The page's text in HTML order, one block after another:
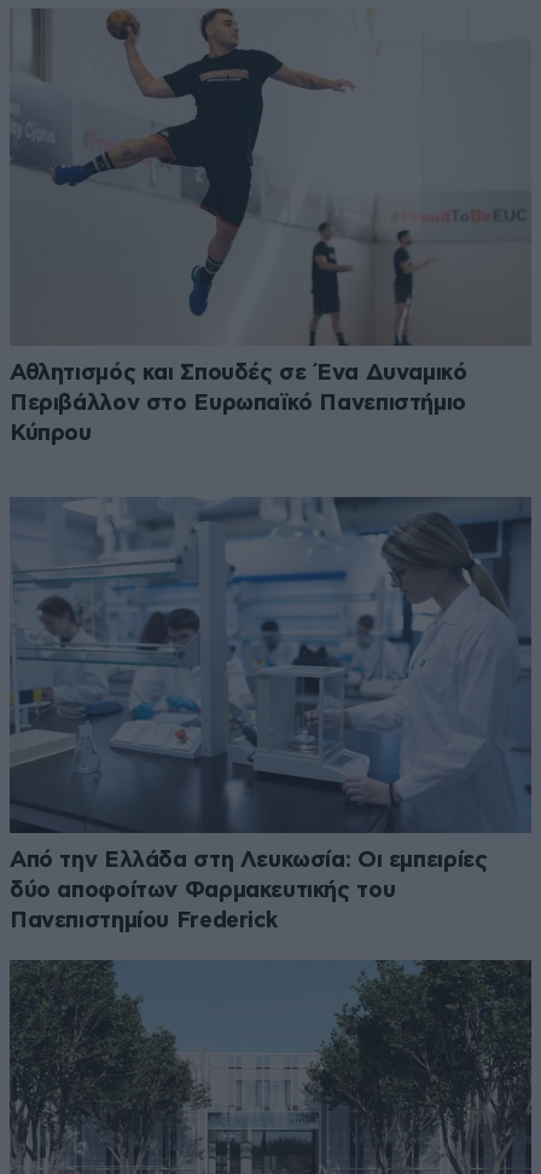
Αθλητισμός και Σπουδές σε Ένα Δυναμικό
Περιβάλλον στο Ευρωπαϊκό Πανεπιστήμιο
Κύπρου
Από την Ελλάδα στη Λευκωσία: Οι εμπειρίες
δύο αποφοίτων Φαρμακευτικής του
Πανεπιστημίου Frederick